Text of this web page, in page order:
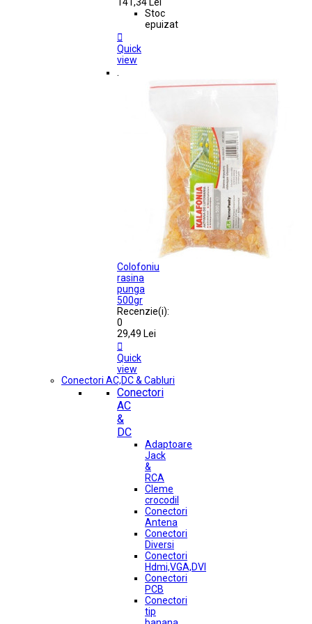
Stoc
epuizat

Quick
view
.
Colofoniu
rasina
punga
500gr
Recenzie(i):
0
29,49 Lei

Quick
view
Conectori AC,DC & Cabluri
Conectori
AC
&
DC
Adaptoare
Jack
&
RCA
Cleme
crocodil
Conectori
Antena
Conectori
Diversi
Conectori
Hdmi,VGA,DVI
Conectori
PCB
Conectori
tip